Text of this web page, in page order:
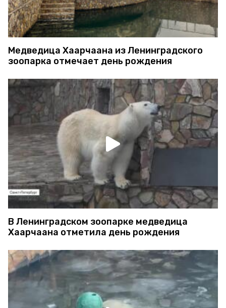
Медведица Хаарчаана из Ленинградского
зоопарка отмечает день рождения
В Ленинградском зоопарке медведица
Хаарчаана отметила день рождения